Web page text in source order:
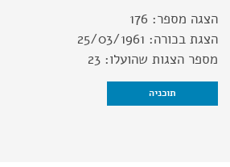
הצגה מספר: 176
הצגת בכורה: 25/03/1961
מספר הצגות שהועלו: 23
תוכניה